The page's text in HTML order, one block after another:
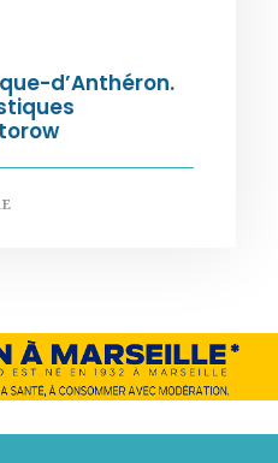
d’Anthéron.